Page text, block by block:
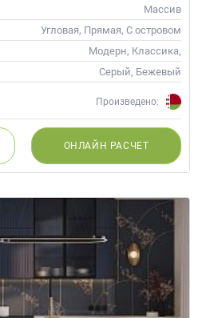
Массив
Угловая, Прямая, С островом
Модерн, Классика,
Скандинавский, Неоклассика,
Современные
Серый, Бежевый
Произведено:
ОНЛАЙН РАСЧЕТ